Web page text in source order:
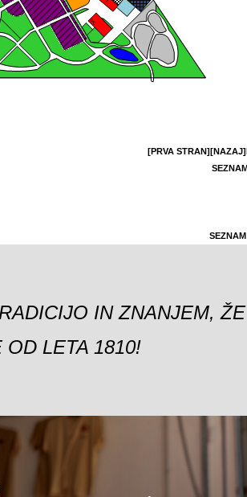
[PRVA STRAN][NAZAJ]
IN ZNANJEM, ŽE
OD LETA 1810!